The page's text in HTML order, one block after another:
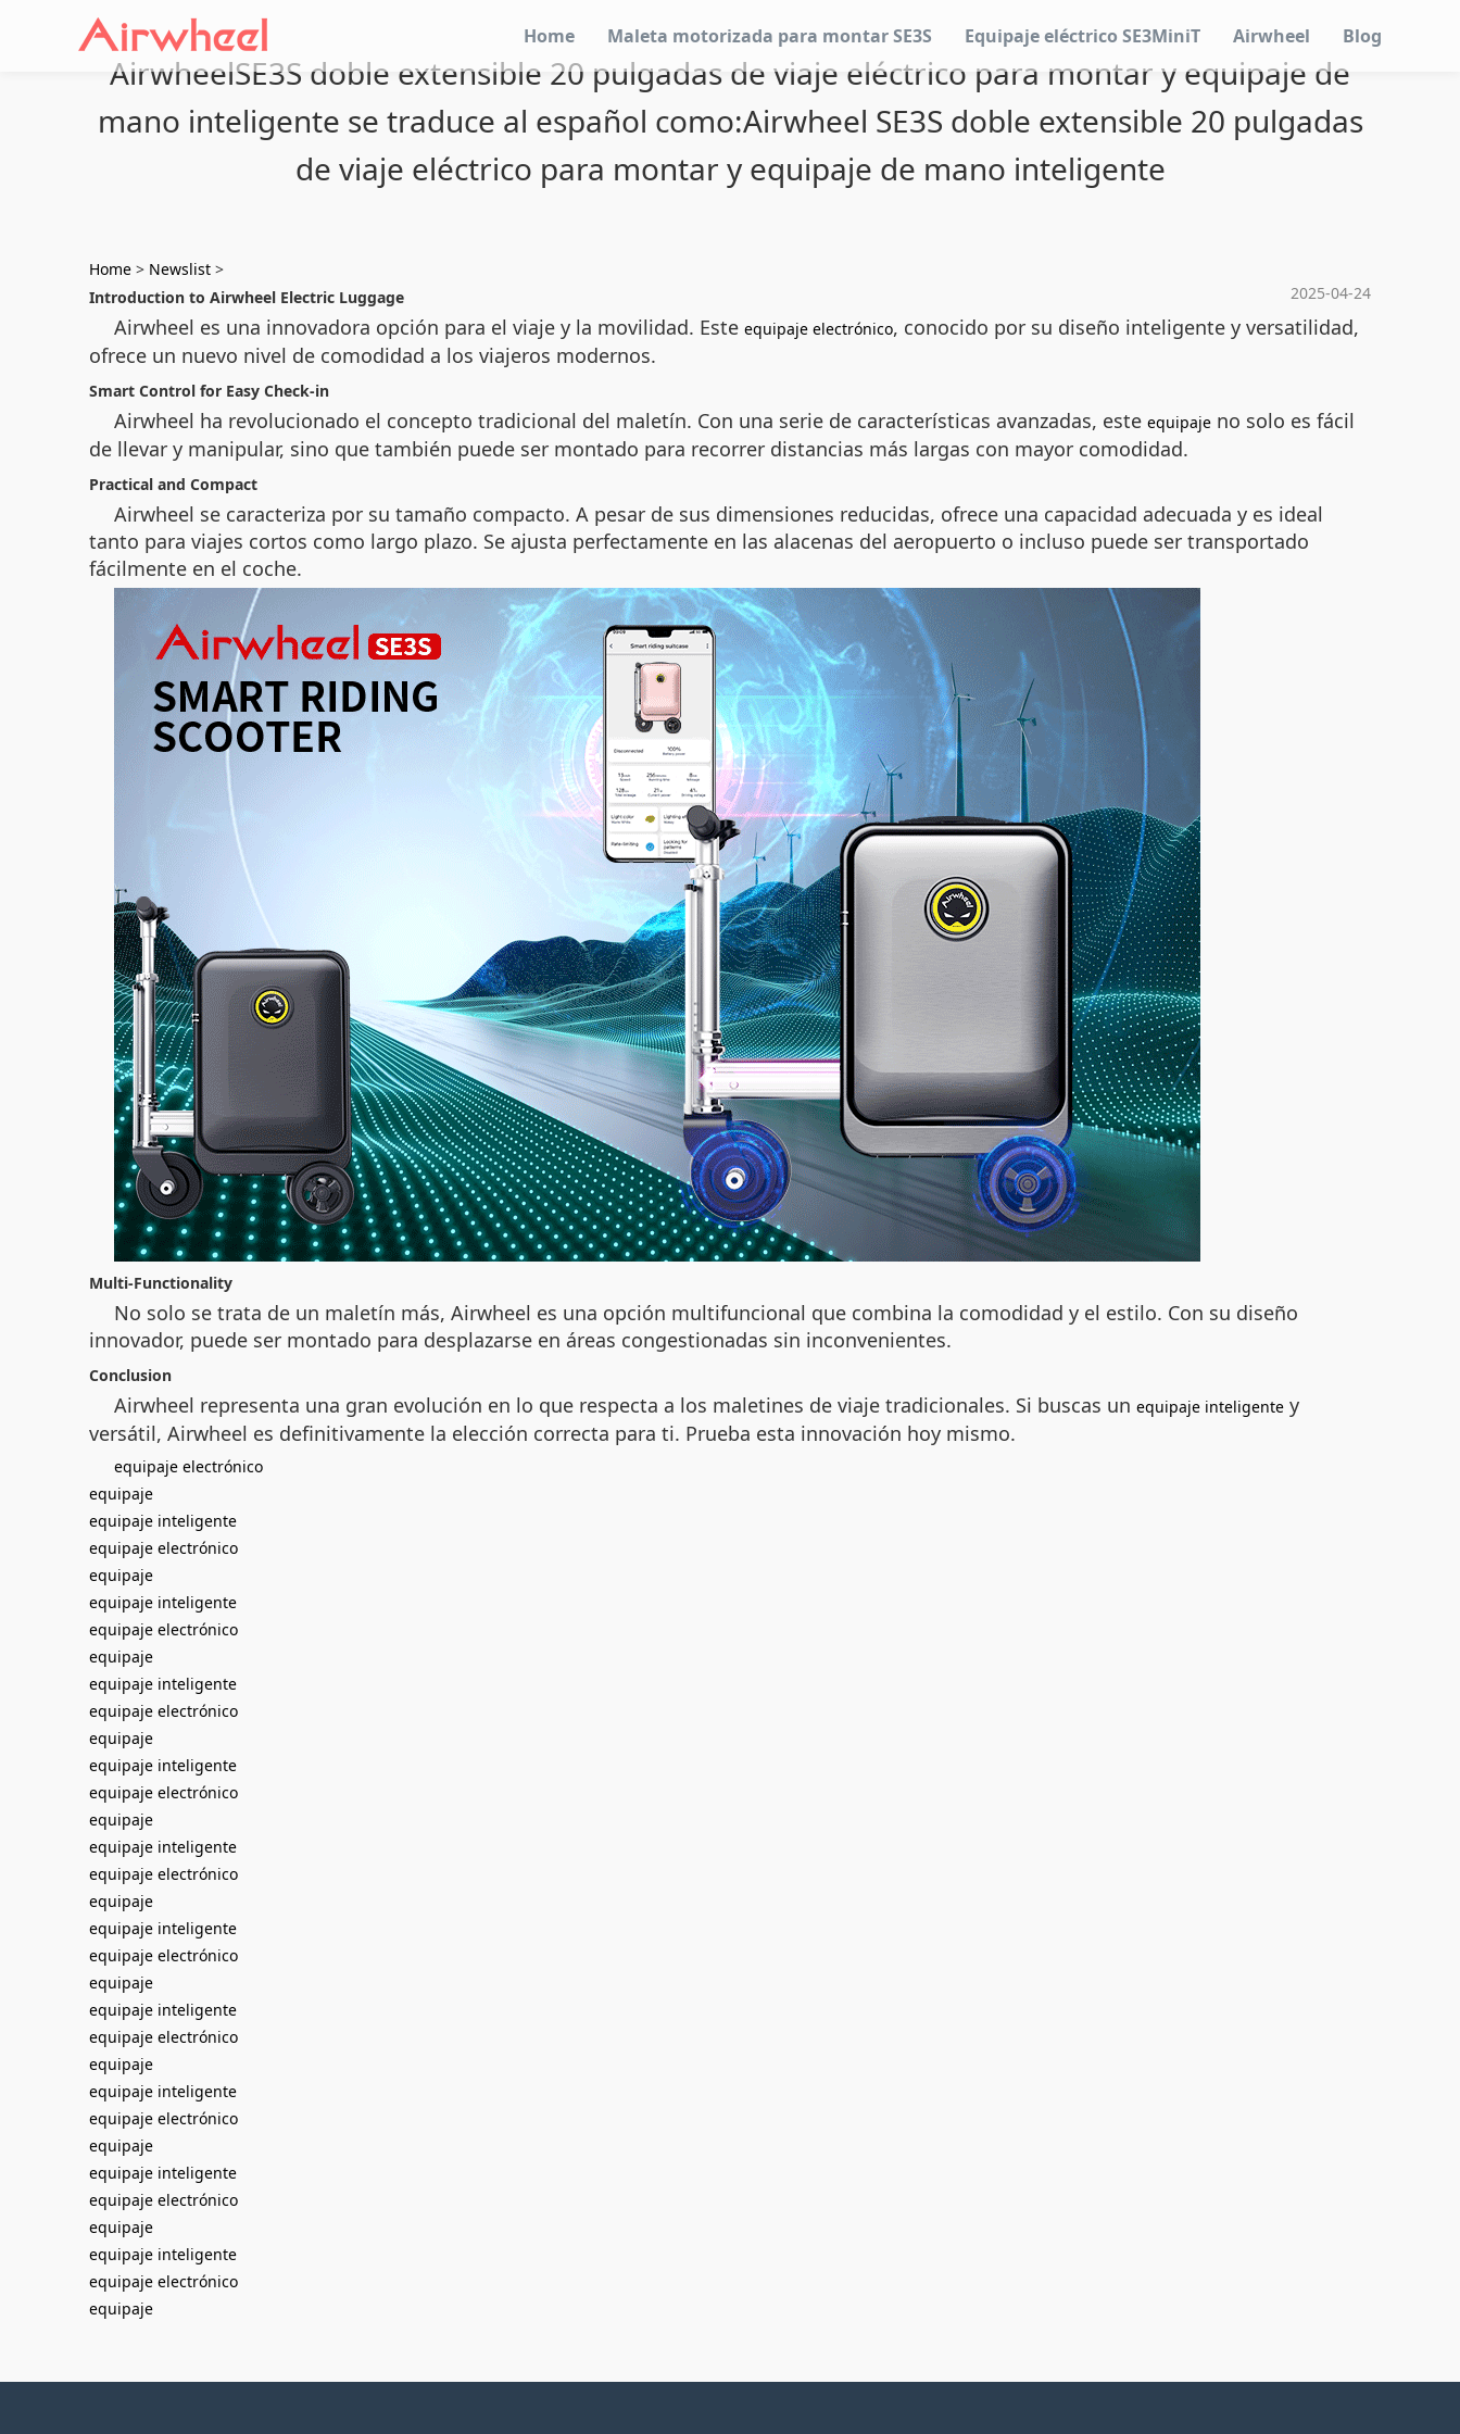
Home Maleta motorizada para montar SE3S Equipaje eléctrico SE3MiniT Airwheel Blog
AirwheelSE3S doble extensible 20 pulgadas de viaje eléctrico para montar y equipaje de
mano inteligente se traduce al español como:Airwheel SE3S doble extensible 20 pulgadas
de viaje eléctrico para montar y equipaje de mano inteligente
Home > Newslist >
2025-04-24
Introduction to Airwheel Electric Luggage
Airwheel es una innovadora opción para el viaje y la movilidad. Este equipaje electrónico, conocido por su diseño inteligente y versatilidad,
ofrece un nuevo nivel de comodidad a los viajeros modernos.
Smart Control for Easy Check-in
Airwheel ha revolucionado el concepto tradicional del maletín. Con una serie de características avanzadas, este equipaje no solo es fácil
de llevar y manipular, sino que también puede ser montado para recorrer distancias más largas con mayor comodidad.
Practical and Compact
Airwheel se caracteriza por su tamaño compacto. A pesar de sus dimensiones reducidas, ofrece una capacidad adecuada y es ideal
tanto para viajes cortos como largo plazo. Se ajusta perfectamente en las alacenas del aeropuerto o incluso puede ser transportado
fácilmente en el coche.
Multi-Functionality
No solo se trata de un maletín más, Airwheel es una opción multifuncional que combina la comodidad y el estilo. Con su diseño
innovador, puede ser montado para desplazarse en áreas congestionadas sin inconvenientes.
Conclusion
Airwheel representa una gran evolución en lo que respecta a los maletines de viaje tradicionales. Si buscas un equipaje inteligente y
versátil, Airwheel es definitivamente la elección correcta para ti. Prueba esta innovación hoy mismo.
equipaje electrónico
equipaje
equipaje inteligente
equipaje electrónico
equipaje
equipaje inteligente
equipaje electrónico
equipaje
equipaje inteligente
equipaje electrónico
equipaje
equipaje inteligente
equipaje electrónico
equipaje
equipaje inteligente
equipaje electrónico
equipaje
equipaje inteligente
equipaje electrónico
equipaje
equipaje inteligente
equipaje electrónico
equipaje
equipaje inteligente
equipaje electrónico
equipaje
equipaje inteligente
equipaje electrónico
equipaje
equipaje inteligente
equipaje electrónico
equipaje